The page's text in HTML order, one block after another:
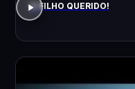
O FILHO QUERIDO!